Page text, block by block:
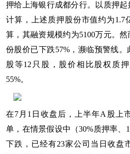
押给上海银行成都分行。以质押
计算，上述质押股份市值约为1.7
算，其融资规模约为5100万元。
份股价已下跌57%，濒临预警线
股等12只股，股价相比股权质
55%。
在7月1日收盘后，上半年A股上
单，在情景假设中（30%质押率、
下跌，已经有23家公司当日收盘